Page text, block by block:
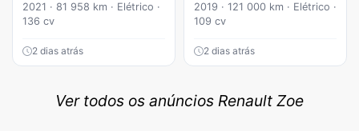
2021 · 81 958 km · Elétrico ·
136 cv
2 dias atrás
2019 · 121 000 km · Elétrico ·
109 cv
2 dias atrás
Ver todos os anúncios Renault Zoe